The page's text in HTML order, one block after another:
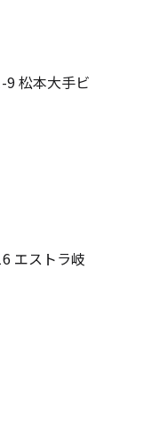
9 松本大手ビ
エストラ岐